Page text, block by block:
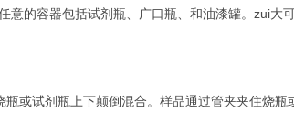
意的容器包括试剂瓶、广口瓶、和油漆罐。zui大
或试剂瓶上下颠倒混合。样品通过管夹夹住烧